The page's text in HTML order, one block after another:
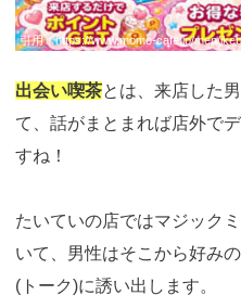
引用：https://www.momo-cafe.jp/men/
出会い喫茶とは、来店した
て、話がまとまれば店外で
すね！
たいていの店ではマジック
いて、男性はそこから好み
(トーク)に誘い出します。